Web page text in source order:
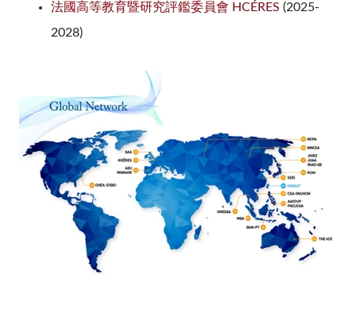
法國高等教育暨研究評鑑委員會 HCÉRES (2025-
2028)